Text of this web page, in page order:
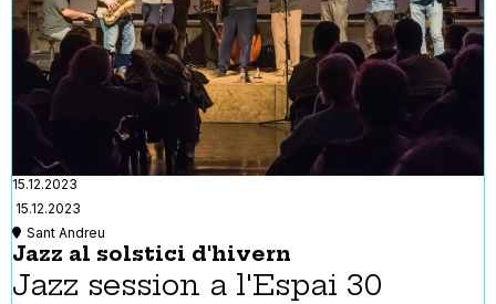
15.12.2023
15.12.2023
Sant Andreu
Jazz al solstici d'hivern
Jazz session a l'Espai 30